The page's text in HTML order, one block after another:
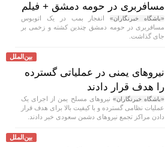
مسافربری در حومه دمشق + فیلم
«باشگاه خبرنگاران»انفجار بمب در یک اتوبوس
مسافربری در حومه دمشق چندین کشته و زخمی بر
جای گذاشت.
بین‌الملل
نیرو‌های یمنی در عملیاتی گسترده
را هدف قرار دادند
«باشگاه خبرنگاران» نیرو‌های مسلح یمن از اجرای یک
عملیات نظامی گسترده و با کیفیت بالا برای هدف قرار
دادن مراکز تجمع نیرو‌های دشمن سعودی خبر دادند.
بین‌الملل